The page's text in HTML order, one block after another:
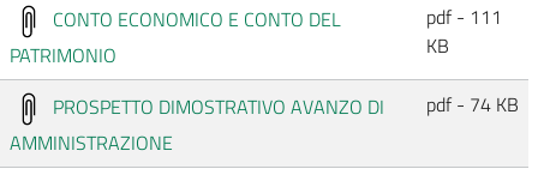
CONTO ECONOMICO E CONTO DEL
PATRIMONIO
pdf - 111
KB
PROSPETTO DIMOSTRATIVO AVANZO DI
AMMINISTRAZIONE
pdf - 74 KB